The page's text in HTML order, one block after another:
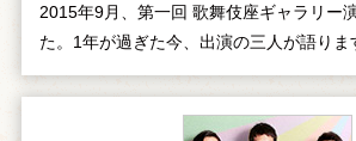
2015年9月、第一回 歌舞伎座ギャラリー
た。1年が過ぎた今、出演の三人が語りま